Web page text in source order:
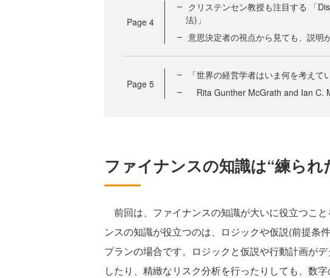
Page 4
クリステンセン教授も注目する 「
法)」
意思決定者の視点から見ても、説明
Page 5
「世界の経営学者はいま何を考えて
Rita Gunther McGrath and Ian C.
ファイナンスの知識は“練られ
前回は、ファイナンスの知識が大いに役立つこ
ンスの知識が役立つのは、ロジックや仮説(前提条
プランの場合です。ロジックと仮説や行動計画が
したり、精緻なリスク分析を行ったりしても、数